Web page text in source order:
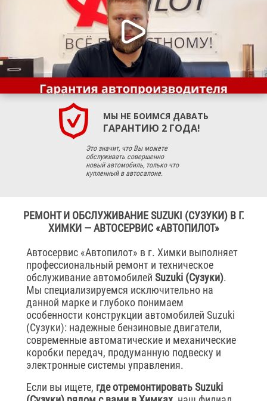
МЫ НЕ БОИМСЯ ДАВАТЬ
ГАРАНТИЮ 2 ГОДА!
Это значит, что Вы можете
обслуживать совершенно
новый автомобиль, только что
купленный в автосалоне.
РЕМОНТ И ОБСЛУЖИВАНИЕ SUZUKI (СУЗУКИ) В Г.
ХИМКИ — АВТОСЕРВИС «АВТОПИЛОТ»
Автосервис «Автопилот» в г. Химки выполняет
профессиональный ремонт и техническое
обслуживание автомобилей Suzuki (Сузуки).
Мы специализируемся исключительно на
данной марке и глубоко понимаем
особенности конструкции автомобилей Suzuki
(Сузуки): надежные бензиновые двигатели,
современные автоматические и механические
коробки передач, продуманную подвеску и
электронные системы управления.
Если вы ищете, где отремонтировать Suzuki